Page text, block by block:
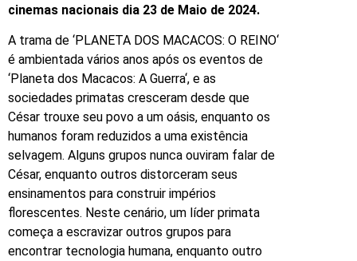
cinemas nacionais dia 23 de Maio de 2024.
A trama de ‘PLANETA DOS MACACOS: O REINO‘
é ambientada vários anos após os eventos de
‘Planeta dos Macacos: A Guerra‘, e as
sociedades primatas cresceram desde que
César trouxe seu povo a um oásis, enquanto os
humanos foram reduzidos a uma existência
selvagem. Alguns grupos nunca ouviram falar de
César, enquanto outros distorceram seus
ensinamentos para construir impérios
florescentes. Neste cenário, um líder primata
começa a escravizar outros grupos para
encontrar tecnologia humana, enquanto outro